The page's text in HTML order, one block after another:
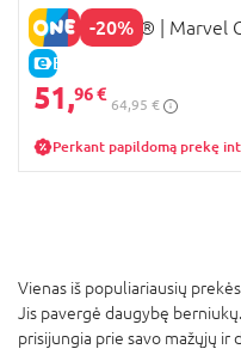
-20%
E-KAINA
76341 LEGO® | Marvel
51,96 €
64,95 €
Perkant papildomą prekę
Vienas iš populiariausių
Jis pavergė daugybę
prisijungia prie savo mažųjų